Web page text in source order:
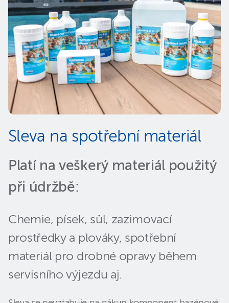
Sleva na spotřební materiál
Platí na veškerý materiál použitý
při údržbě:
Chemie, písek, sůl, zazimovací
prostředky a plováky, spotřební
materiál pro drobné opravy během
servisního výjezdu aj.